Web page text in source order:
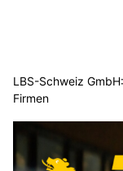
LBS-Schweiz
Firmen